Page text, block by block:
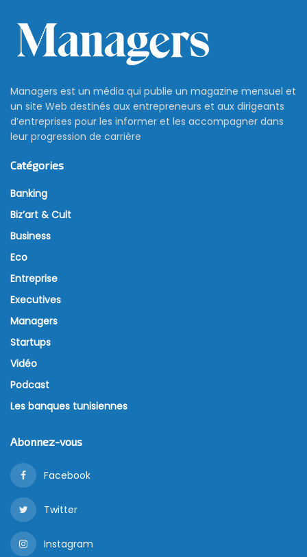
Managers est un média qui publie un magazine mensuel et
un site Web destinés aux entrepreneurs et aux dirigeants
d’entreprises pour les informer et les accompagner dans
leur progression de carrière
Catégories
Banking
Biz’art & Cult
Business
Eco
Entreprise
Executives
Managers
Startups
Vidéo
Podcast
Les banques tunisiennes
Abonnez-vous
Facebook
Twitter
Instagram